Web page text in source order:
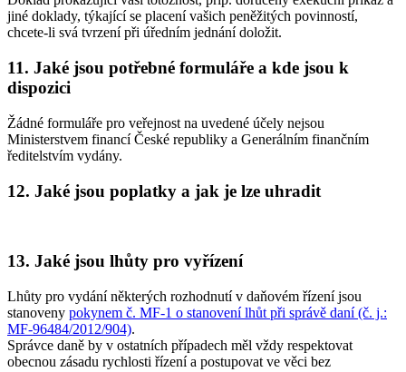
jiné doklady, týkající se placení vašich peněžitých povinností,
chcete-li svá tvrzení při úředním jednání doložit.
11. Jaké jsou potřebné formuláře a kde jsou k
dispozici
Žádné formuláře pro veřejnost na uvedené účely nejsou
Ministerstvem financí České republiky a Generálním finančním
ředitelstvím vydány.
12. Jaké jsou poplatky a jak je lze uhradit
13. Jaké jsou lhůty pro vyřízení
Lhůty pro vydání některých rozhodnutí v daňovém řízení jsou
stanoveny pokynem č. MF-1 o stanovení lhůt při správě daní (č. j.:
MF-96484/2012/904).
Správce daně by v ostatních případech měl vždy respektovat
obecnou zásadu rychlosti řízení a postupovat ve věci bez